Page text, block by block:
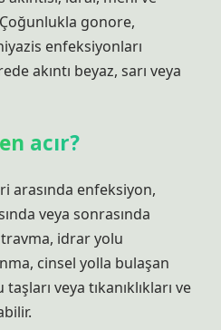
Çoğunlukla gonore,
enfeksiyonları
akıntı beyaz, sarı veya
acır?
arasında enfeksiyon,
veya sonrasında
travma, idrar yolu
cinsel yolla bulaşan
veya tıkanıklıkları ve